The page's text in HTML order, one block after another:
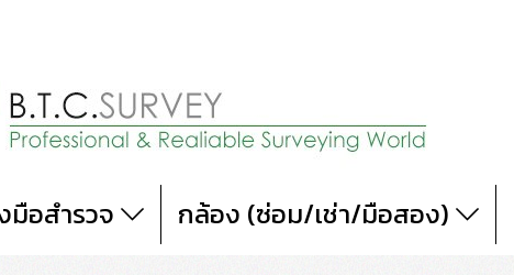
มือสำรวจ กล้อง (ซ่อม/เช่า/มือสอง)